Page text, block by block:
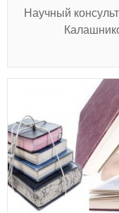
Научный